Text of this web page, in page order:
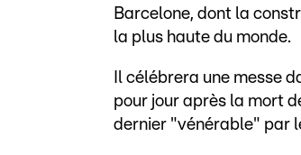
Barcelone, dont la
la plus haute du monde.
Il célébrera une messe
pour jour après la mort
dernier "vénérable" par